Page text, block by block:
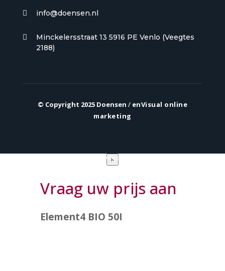
 info@doensen.nl

Minckelersstraat 13 5916 PE Venlo (Veegtes
2188)
© Copyright 2025 Doensen / enVisual online
marketing
Algemene voorwaarden
×
Vraag uw prijs aan
Element4 BIO 50I